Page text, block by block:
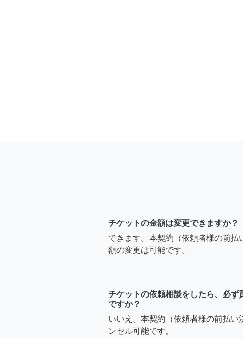
チケットの金額は変更できますか？
できます。本契約（依頼者様の前払
額の変更は可能です。
チケットの依頼相談をしたら、必ず
ですか？
いいえ。本契約（依頼者様の前払い
ンセル可能です。